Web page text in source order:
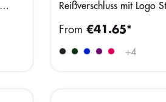
Reißverschluss mit Logo
+4
From €41.65*